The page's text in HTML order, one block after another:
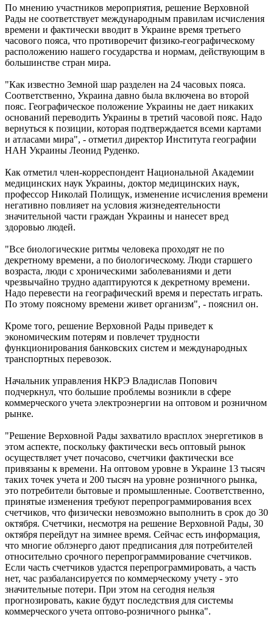
По мнению участников мероприятия, решение Верховной
Рады не соответствует международным правилам исчисления
времени и фактически вводит в Украине время третьего
часового пояса, что противоречит физико-географическому
расположению нашего государства и нормам, действующим в
большинстве стран мира.
"Как известно Земной шар разделен на 24 часовых пояса.
Соответственно, Украина давно была включена во второй
пояс. Географическое положение Украины не дает никаких
оснований переводить Украины в третий часовой пояс. Надо
вернуться к позиции, которая подтверждается всеми картами
и атласами мира", - отметил директор Института географии
НАН Украины Леонид Руденко.
Как отметил член-корреспондент Национальной Академии
медицинских наук Украины, доктор медицинских наук,
профессор Николай Полищук, изменение исчисления времени
негативно повлияет на условия жизнедеятельности
значительной части граждан Украины и нанесет вред
здоровью людей.
"Все биологические ритмы человека проходят не по
декретному времени, а по биологическому. Люди старшего
возраста, люди с хроническими заболеваниями и дети
чрезвычайно трудно адаптируются к декретному времени.
Надо перевести на географический время и перестать играть.
По этому поясному времени живет организм", - пояснил он.
Кроме того, решение Верховной Рады приведет к
экономическим потерям и повлечет трудности
функционирования банковских систем и международных
транспортных перевозок.
Начальник управления НКРЭ Владислав Попович
подчеркнул, что большие проблемы возникли в сфере
коммерческого учета электроэнергии на оптовом и розничном
рынке.
"Решение Верховной Рады захватило врасплох энергетиков в
этом аспекте, поскольку фактически весь оптовый рынок
осуществляет учет почасово, счетчики фактически все
привязаны к времени. На оптовом уровне в Украине 13 тысяч
таких точек учета и 200 тысяч на уровне розничного рынка,
это потребители бытовые и промышленные. Соответственно,
принятые изменения требуют перепрограммирования всех
счетчиков, что физически невозможно выполнить в срок до 30
октября. Счетчики, несмотря на решение Верховной Рады, 30
октября перейдут на зимнее время. Сейчас есть информация,
что многие облэнерго дают предписания для потребителей
относительно срочного перепрограммирование счетчиков.
Если часть счетчиков удастся перепрограммировать, а часть
нет, час разбалансируется по коммерческому учету - это
значительные потери. При этом на сегодня нельзя
прогнозировать, какие будут последствия для системы
коммерческого учета оптово-розничного рынка".